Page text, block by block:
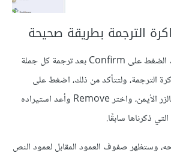
الترجمة بطريقة صحيحة
كما قلنا سابقًا، يجب عليك الضغط على Confirm بعد ترجمة كل جملة
الترجمة، ولتتأكد من ذلك، اضغط على
الملف في خانة المشروع بالزر الأيمن، واختر Remove وأعد استيراده
ذكرناها سابقًا.
وستظهر صفوف العمود المقابل لعمود النص